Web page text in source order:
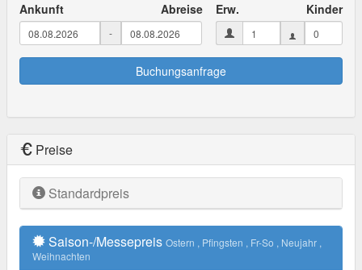
Ankunft Abreise
-
Erw. Kinder
Buchungsanfrage
Preise
Standardpreis
Saison-/Messepreis Ostern , Pfingsten , Fr-So , Neujahr ,
Weihnachten